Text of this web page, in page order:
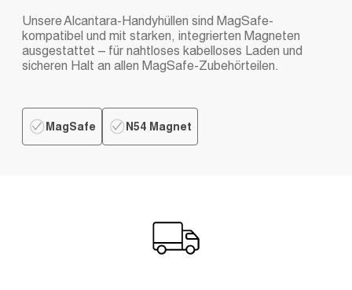
Unsere Alcantara-Handyhüllen sind MagSafe-
kompatibel und mit starken, integrierten Magneten
ausgestattet – für nahtloses kabelloses Laden und
sicheren Halt an allen MagSafe-Zubehörteilen.
MagSafe N54 Magnet